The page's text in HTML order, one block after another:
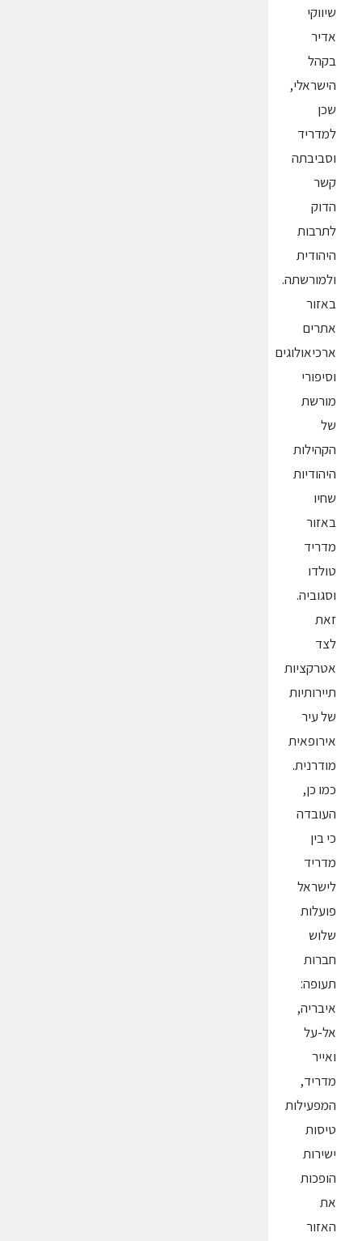
שיווקי
אדיר
בקהל
הישראלי,
שכן
למדריד
וסביבתה
קשר
הדוק
לתרבות
היהודית
ולמורשתה.
באזור
אתרים
ארכיאולוגים
וסיפורי
מורשת
של
הקהילות
היהודיות
שחיו
באזור
מדריד
טולדו
וסגוביה.
זאת
לצד
אטרקציות
תיירותיות
של עיר
אירופאית
מודרנית.
כמו כן,
העובדה
כי בין
מדריד
לישראל
פועלות
שלוש
חברות
תעופה:
איבריה,
אל-על
ואייר
מדריד,
המפעילות
טיסות
ישירות
הופכות
את
האזור